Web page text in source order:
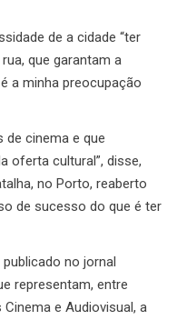
de a cidade “ter
que garantam a
a minha preocupação
de cinema e que
oferta cultural”, disse,
no Porto, reaberto
de sucesso do que é ter
no jornal
representam, entre
e Audiovisual, a